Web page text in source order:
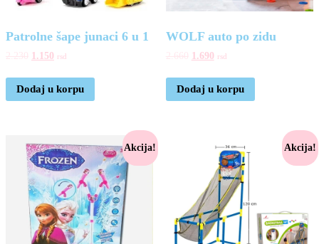
Patrolne šape junaci 6 u 1
1.150 rsd
Dodaj u korpu
WOLF auto po zidu
1.690 rsd
Dodaj u korpu
Akcija! Akcija!